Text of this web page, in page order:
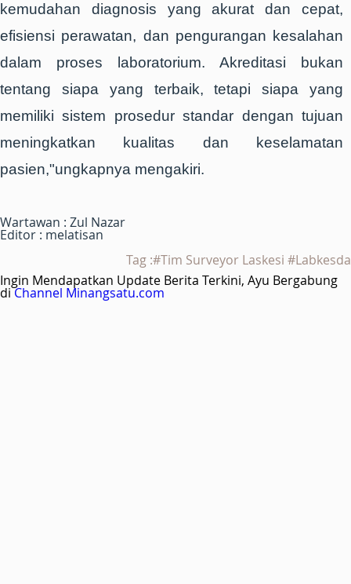
kemudahan diagnosis yang akurat dan cepat,
efisiensi perawatan, dan pengurangan kesalahan
dalam proses laboratorium. Akreditasi bukan
tentang siapa yang terbaik, tetapi siapa yang
memiliki sistem prosedur standar dengan tujuan
meningkatkan kualitas dan keselamatan
pasien,"ungkapnya mengakiri.
Wartawan : Zul Nazar
Editor : melatisan
Tag :#Tim Surveyor Laskesi #Labkesda
Ingin Mendapatkan Update Berita Terkini, Ayu Bergabung
diChannel Minangsatu.com